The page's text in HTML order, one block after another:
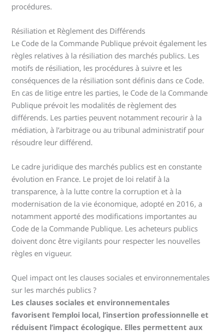
procédures.
Résiliation et Règlement des Différends
Le Code de la Commande Publique prévoit également les
règles relatives à la résiliation des marchés publics. Les
motifs de résiliation, les procédures à suivre et les
conséquences de la résiliation sont définis dans ce Code.
En cas de litige entre les parties, le Code de la Commande
Publique prévoit les modalités de règlement des
différends. Les parties peuvent notamment recourir à la
médiation, à l’arbitrage ou au tribunal administratif pour
résoudre leur différend.
Le cadre juridique des marchés publics est en constante
évolution en France. Le projet de loi relatif à la
transparence, à la lutte contre la corruption et à la
modernisation de la vie économique, adopté en 2016, a
notamment apporté des modifications importantes au
Code de la Commande Publique. Les acheteurs publics
doivent donc être vigilants pour respecter les nouvelles
règles en vigueur.
Quel impact ont les clauses sociales et environnementales
sur les marchés publics ?
Les clauses sociales et environnementales
favorisent l’emploi local, l’insertion professionnelle et
réduisent l’impact écologique. Elles permettent aux